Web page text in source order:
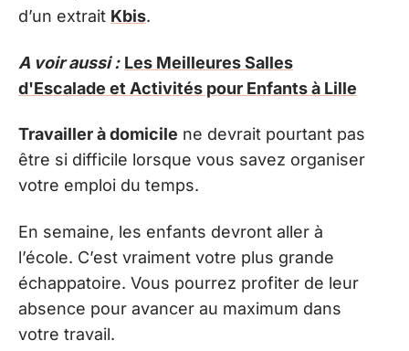
d’un extrait Kbis.
A voir aussi : Les Meilleures Salles
d'Escalade et Activités pour Enfants à Lille
Travailler à domicile ne devrait pourtant pas
être si difficile lorsque vous savez organiser
votre emploi du temps.
En semaine, les enfants devront aller à
l’école. C’est vraiment votre plus grande
échappatoire. Vous pourrez profiter de leur
absence pour avancer au maximum dans
votre travail.